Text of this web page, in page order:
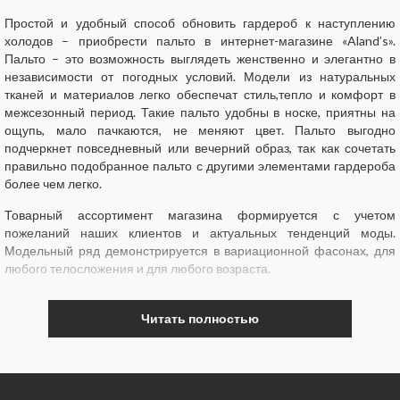
Простой и удобный способ обновить гардероб к наступлению
холодов – приобрести пальто в интернет-магазине «Aland’s».
Пальто – это возможность выглядеть женственно и элегантно в
независимости от погодных условий. Модели из натуральных
тканей и материалов легко обеспечат стиль,тепло и комфорт в
межсезонный период. Такие пальто удобны в носке, приятны на
ощупь, мало пачкаются, не меняют цвет. Пальто выгодно
подчеркнет повседневный или вечерний образ, так как сочетать
правильно подобранное пальто с другими элементами гардероба
более чем легко.
Товарный ассортимент магазина формируется с учетом
пожеланий наших клиентов и актуальных тенденций моды.
Модельный ряд демонстрируется в вариационной фасонах, для
любого телосложения и для любого возраста.
Читать полностью